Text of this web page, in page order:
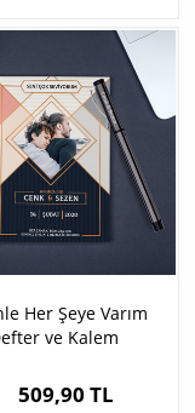
Her Şeye Varım
ve Kalem
509,90 TL